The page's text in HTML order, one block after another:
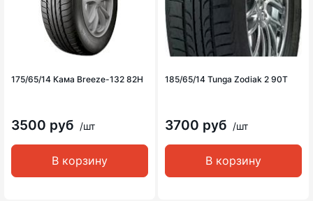
175/65/14 Кама Breeze-132 82H
3500 руб /шт
В корзину
185/65/14 Tunga Zodiak 2 90T
3700 руб /шт
В корзину